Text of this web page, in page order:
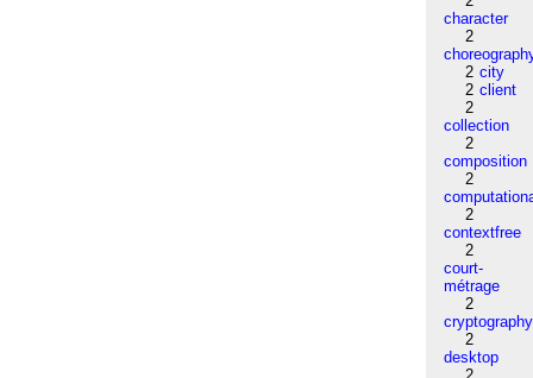
character
2
2 city
2 client
2
collection
2
composition
2
2
contextfree
2
court-
métrage
2
cryptography
2
desktop